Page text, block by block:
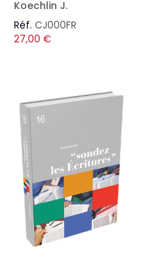
Koechlin J.
Réf. CJ000FR
27,00 €